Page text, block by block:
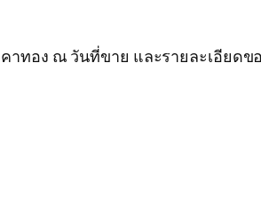
าทอง ณ วันที่ขาย และรายละเอีย